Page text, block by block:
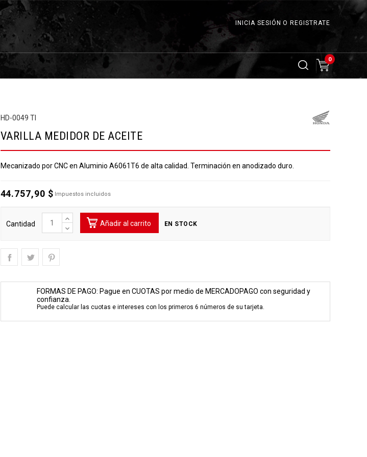
INICIA SESIÓN O REGISTRATE
0
HD-0049 TI
VARILLA MEDIDOR DE ACEITE
Mecanizado por CNC en Aluminio A6061T6 de alta calidad. Terminación en anodizado duro.
44.757,90 $ Impuestos incluidos
Cantidad Añadir al carrito EN STOCK
FORMAS DE PAGO: Pague en CUOTAS por medio de MERCADOPAGO con seguridad y
confianza.
Puede calcular las cuotas e intereses con los primeros 6 números de su tarjeta.